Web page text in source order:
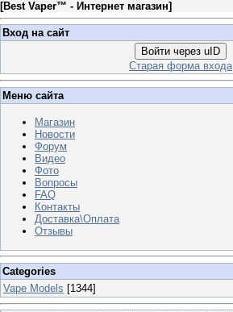
[Best Vaper™ - Интернет магазин]
Вход на сайт
Войти через uID
Старая форма входа
Меню сайта
Магазин
Новости
Форум
Видео
Фото
Вопросы
FAQ
Контакты
Доставка\Оплата
Отзывы
Categories
Vape Models [1344]